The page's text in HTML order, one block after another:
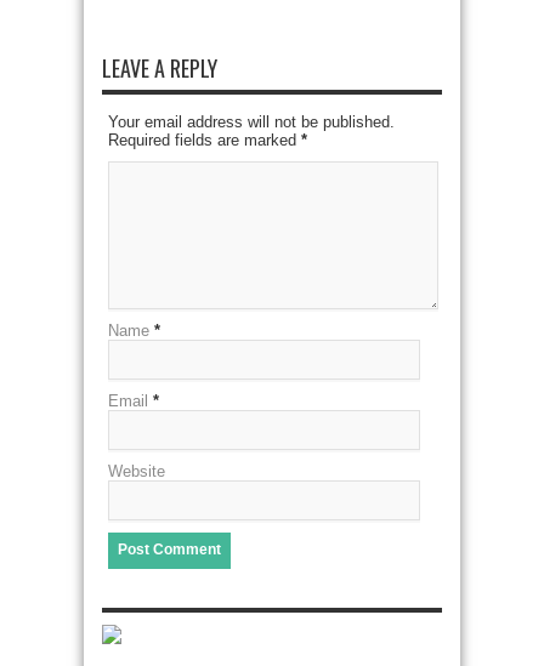
LEAVE A REPLY
Your email address will not be published.
Required fields are marked *
Name *
Email *
Website